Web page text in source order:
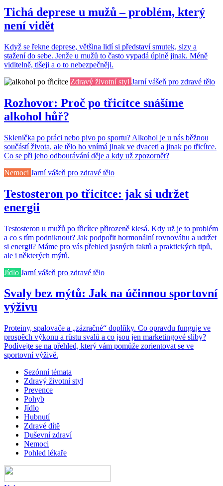
Tichá deprese u mužů – problém, který
není vidět
Když se řekne deprese, většina lidí si představí smutek, slzy a
stažení do sebe. Jenže u mužů to často vypadá úplně jinak. Méně
viditelně, tišeji a o to nebezpečněji.
Zdravý životní styl Jarní vášeň pro zdravé tělo
Rozhovor: Proč po třicítce snášíme
alkohol hůř?
Sklenička po práci nebo pivo po sportu? Alkohol je u nás běžnou
součástí života, ale tělo ho vnímá jinak ve dvaceti a jinak po třicítce.
Co se při jeho odbourávání děje a kdy už zpozornět?
Nemoci Jarní vášeň pro zdravé tělo
Testosteron po třicítce: jak si udržet
energii
Testosteron u mužů po třicítce přirozeně klesá. Kdy už je to problém
a co s tím podniknout? Jak podpořit hormonální rovnováhu a udržet
si energii? Máme pro vás přehled jasných faktů a praktických tipů,
ale i některých mýtů.
Jídlo Jarní vášeň pro zdravé tělo
Svaly bez mýtů: Jak na účinnou sportovní
výživu
Proteiny, spalovače a „zázračné“ doplňky. Co opravdu funguje ve
prospěch výkonu a růstu svalů a co jsou jen marketingové sliby?
Podívejte se na přehled, který vám pomůže zorientovat se ve
sportovní výživě.
Sezónní témata
Zdravý životní styl
Prevence
Pohyb
Jídlo
Hubnutí
Zdravé dítě
Duševní zdraví
Nemoci
Pohled lékaře